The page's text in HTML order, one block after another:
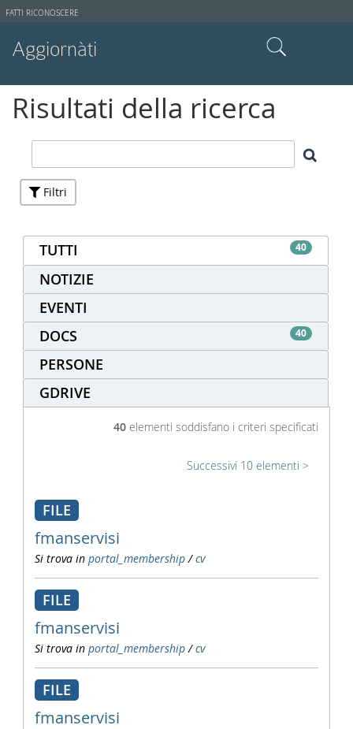
Strumenti
FATTI RICONOSCERE
Aggiornàti
Ricerca avanzata…
Risultati della ricerca
Filtri
TUTTI 40
NOTIZIE
EVENTI
DOCS
40
PERSONE
GDRIVE
40 elementi soddisfano i criteri specificati
Successivi 10 elementi
FILE
fmanservisi
Si trova in portal_membership /cv
FILE
fmanservisi
Si trova in portal_membership /cv
FILE
fmanservisi